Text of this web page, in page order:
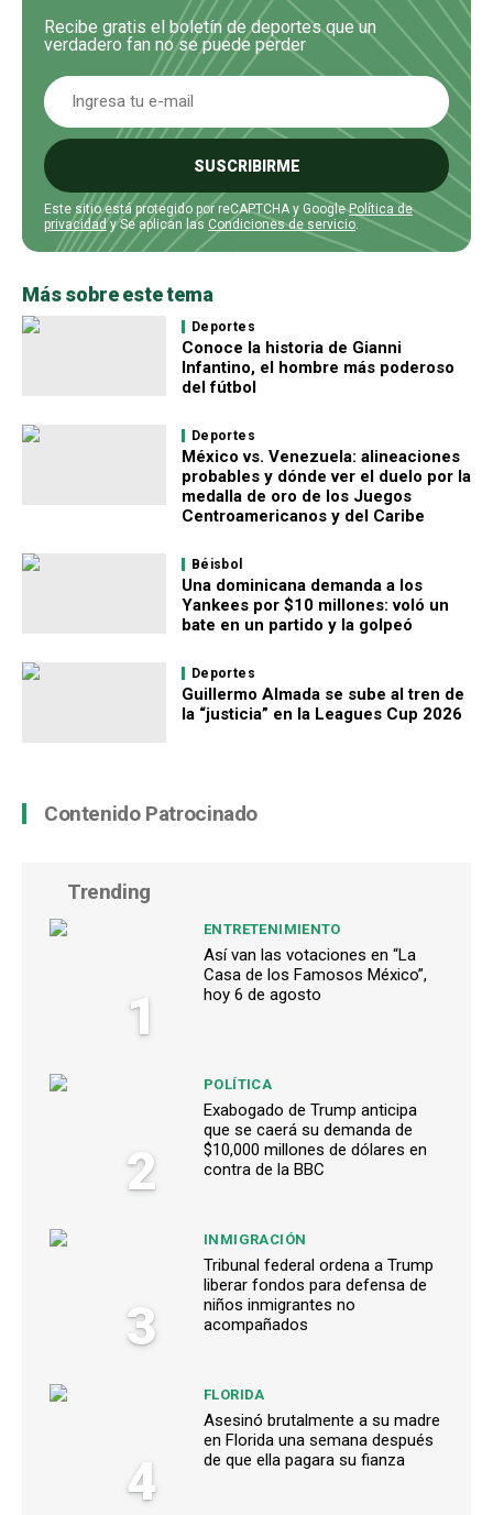
Recibe gratis el boletín de deportes que un
verdadero fan no se puede perder
SUSCRIBIRME
Este sitio está protegido por reCAPTCHA y GooglePolítica de
privacidady Se aplican las Condiciones de servicio.
Más sobre este tema
Deportes
Conoce la historia de Gianni
Infantino, el hombre más poderoso
del fútbol
Deportes
México vs. Venezuela: alineaciones
probables y dónde ver el duelo por la
medalla de oro de los Juegos
Centroamericanos y del Caribe
Béisbol
Una dominicana demanda a los
Yankees por $10 millones: voló un
bate en un partido y la golpeó
Deportes
Guillermo Almada se sube al tren de
la “justicia” en la Leagues Cup 2026
Contenido Patrocinado
Trending
1
ENTRETENIMIENTO
Así van las votaciones en “La
Casa de los Famosos México”,
hoy 6 de agosto
2
POLÍTICA
Exabogado de Trump anticipa
que se caerá su demanda de
$10,000 millones de dólares en
contra de la BBC
3
INMIGRACIÓN
Tribunal federal ordena a Trump
liberar fondos para defensa de
niños inmigrantes no
acompañados
4
FLORIDA
Asesinó brutalmente a su madre
en Florida una semana después
de que ella pagara su fianza